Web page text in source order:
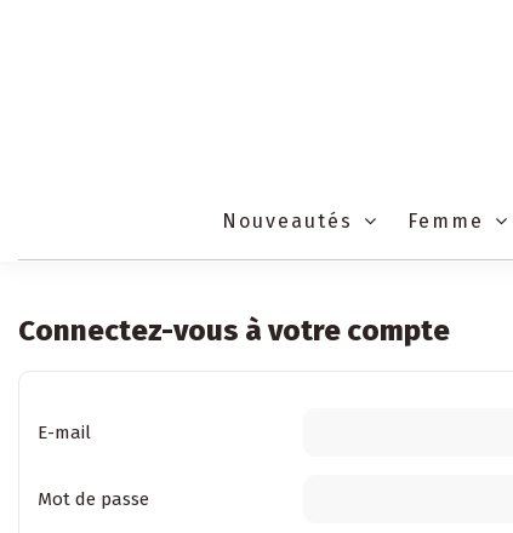
Nouveautés Femme
Connectez-vous à votre compte
E-mail
Mot de passe